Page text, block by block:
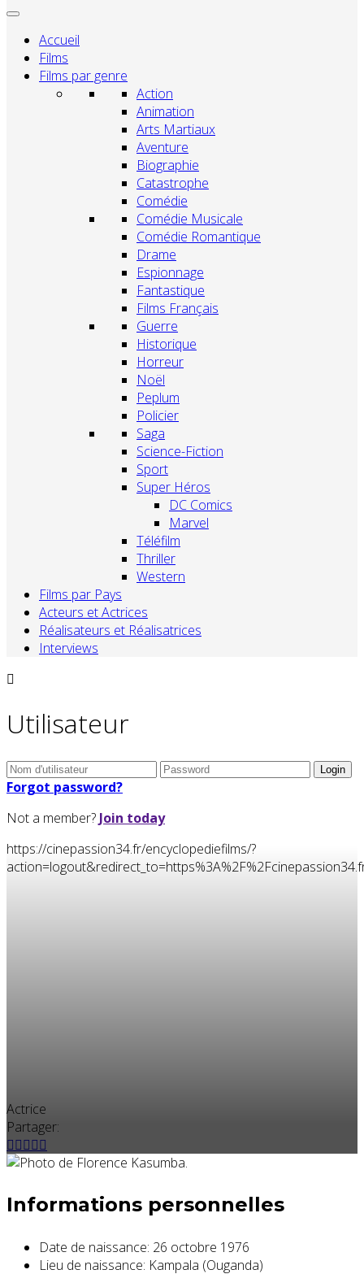
Accueil
Films
Films par genre
Action
Animation
Arts Martiaux
Aventure
Biographie
Catastrophe
Comédie
Comédie Musicale
Comédie Romantique
Drame
Espionnage
Fantastique
Films Français
Guerre
Historique
Horreur
Noël
Peplum
Policier
Saga
Science-Fiction
Sport
Super Héros
DC Comics
Marvel
Téléfilm
Thriller
Western
Films par Pays
Acteurs et Actrices
Réalisateurs et Réalisatrices
Interviews
Utilisateur
Forgot password?
Not a member? Join today
https://cinepassion34.fr/encyclopediefilms/?
Actrice
Partager:
Informations personnelles
Date de naissance: 26 octobre 1976
Lieu de naissance: Kampala (Ouganda)